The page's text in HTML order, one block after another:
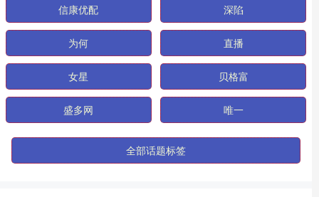
信康优配 深陷
为何 直播
女星 贝格富
盛多网 唯一
全部话题标签